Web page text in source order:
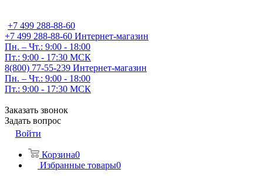
+7 499 288-88-60
+7 499 288-88-60 Интернет-магазин
Пн. – Чт.: 9:00 - 18:00
Пт.: 9:00 - 17:30 МСК
8(800) 77-55-239 Интернет-магазин
Пн. – Чт.: 9:00 - 18:00
Пт.: 9:00 - 17:30 МСК
Заказать звонок
Задать вопрос
Войти
Корзина0
Избранные товары0